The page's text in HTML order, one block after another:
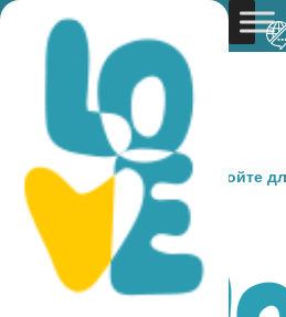
You are here: Home »Откройте
Gastronomy
» MIKEL (KITI)
MIKEL (KITI)